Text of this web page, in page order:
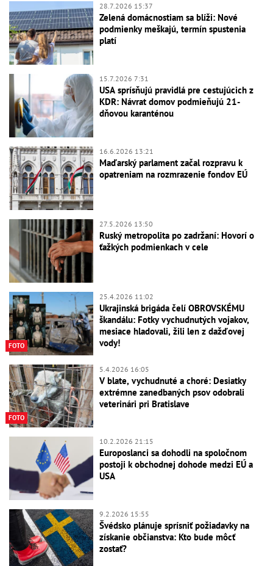
28.7.2026 15:37
Zelená domácnostiam sa blíži: Nové
podmienky meškajú, termín spustenia
platí
15.7.2026 7:31
USA sprísňujú pravidlá pre cestujúcich z
KDR: Návrat domov podmieňujú 21-
dňovou karanténou
16.6.2026 13:21
Maďarský parlament začal rozpravu k
opatreniam na rozmrazenie fondov EÚ
27.5.2026 13:50
Ruský metropolita po zadržaní: Hovorí o
ťažkých podmienkach v cele
FOTO
25.4.2026 11:02
Ukrajinská brigáda čelí OBROVSKÉMU
škandálu: Fotky vychudnutých vojakov,
mesiace hladovali, žili len z dažďovej
vody!
FOTO
5.4.2026 16:05
V blate, vychudnuté a choré: Desiatky
extrémne zanedbaných psov odobrali
veterinári pri Bratislave
10.2.2026 21:15
Europoslanci sa dohodli na spoločnom
postoji k obchodnej dohode medzi EÚ a
USA
9.2.2026 15:55
Švédsko plánuje sprísniť požiadavky na
získanie občianstva: Kto bude môcť
zostať?